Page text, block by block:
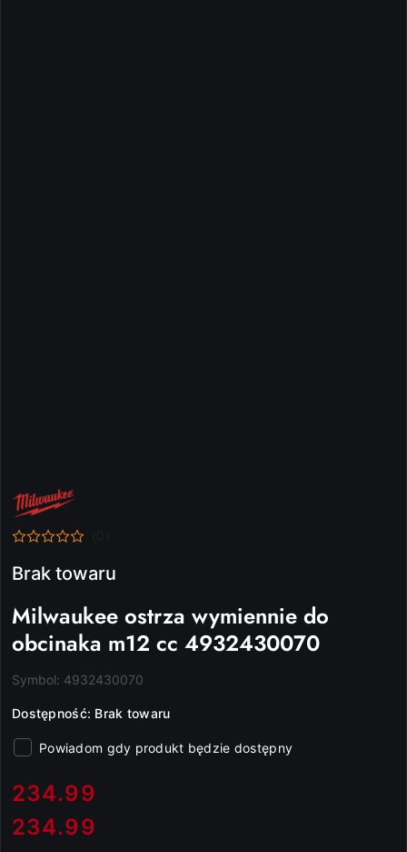
NAZWA
PRODUCENTA:
MILWAUKEE
Brak towaru
Milwaukee ostrza wymiennie do
obcinaka m12 cc 4932430070
Symbol: 4932430070
Dostępność: Brak towaru
Powiadom gdy produkt będzie dostępny
cena:
234.99
Cena:
234.99